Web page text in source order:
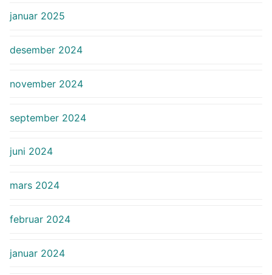
januar 2025
desember 2024
november 2024
september 2024
juni 2024
mars 2024
februar 2024
januar 2024